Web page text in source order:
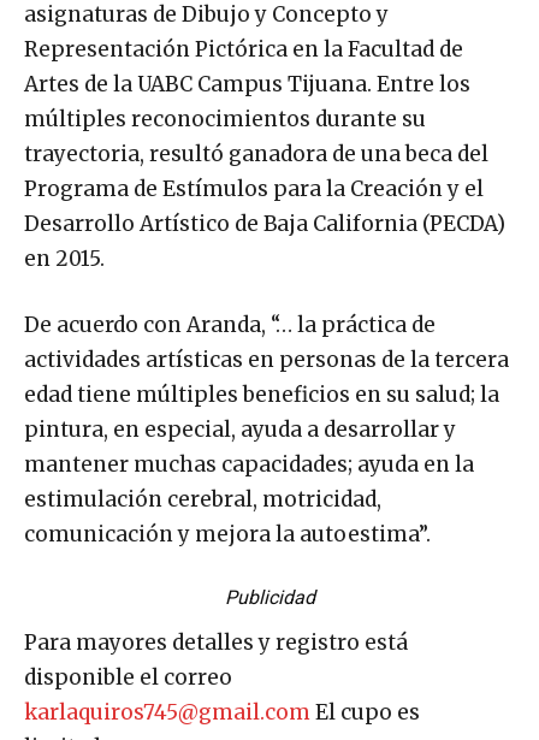
asignaturas de Dibujo y Concepto y
Representación Pictórica en la Facultad de
Artes de la UABC Campus Tijuana. Entre los
múltiples reconocimientos durante su
trayectoria, resultó ganadora de una beca del
Programa de Estímulos para la Creación y el
Desarrollo Artístico de Baja California (PECDA)
en 2015.
De acuerdo con Aranda, “… la práctica de
actividades artísticas en personas de la tercera
edad tiene múltiples beneficios en su salud; la
pintura, en especial, ayuda a desarrollar y
mantener muchas capacidades; ayuda en la
estimulación cerebral, motricidad,
comunicación y mejora la autoestima”.
Publicidad
Para mayores detalles y registro está
disponible el correo
karlaquiros745@gmail.comEl cupo es